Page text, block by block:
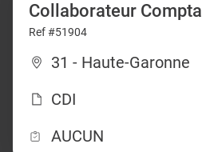
Collaborateur
Ref #51904
31 - Haute-Garonne
CDI
AUCUN